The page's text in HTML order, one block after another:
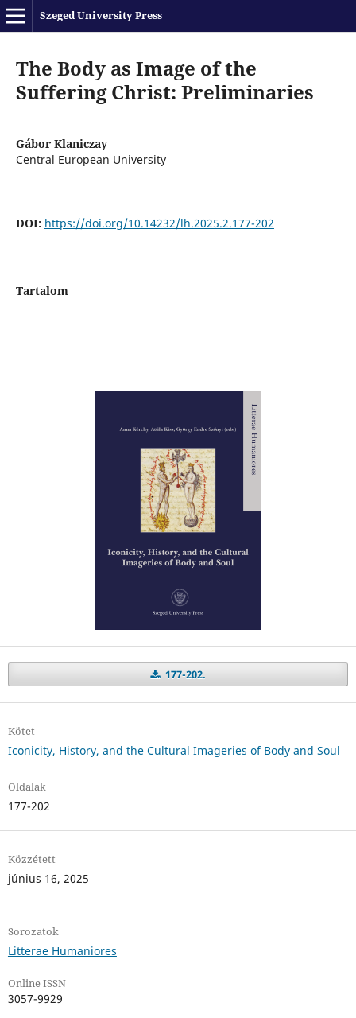
Szeged University Press
The Body as Image of the
Suffering Christ: Preliminaries
Gábor Klaniczay
Central European University
DOI: https://doi.org/10.14232/lh.2025.2.177-202
Tartalom
177-202.
Kötet
Iconicity, History, and the Cultural Imageries of Body and Soul
Oldalak
177-202
Közzétett
június 16, 2025
Sorozatok
Litterae Humaniores
Online ISSN
3057-9929